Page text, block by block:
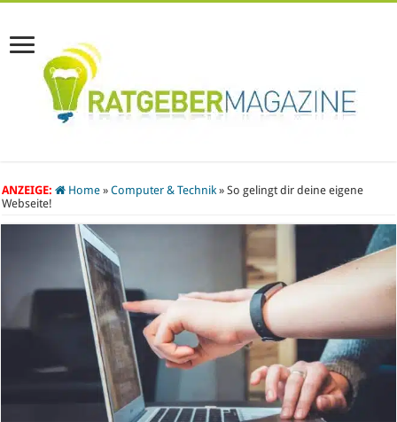
ANZEIGE: Home » Computer & Technik » So gelingt dir deine eigene
Webseite!